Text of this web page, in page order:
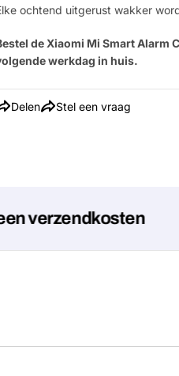
ochtend uitgerust wakker
de Xiaomi Mi Smart Alarm
werkdag in huis.
Delen Stel een vraag